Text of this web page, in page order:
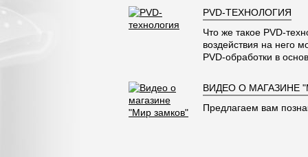
PVD-ТЕХНОЛОГИЯ
Что же такое PVD-
воздействия на него
PVD-обработки в
ВИДЕО О МАГАЗИНЕ
Предлагаем вам